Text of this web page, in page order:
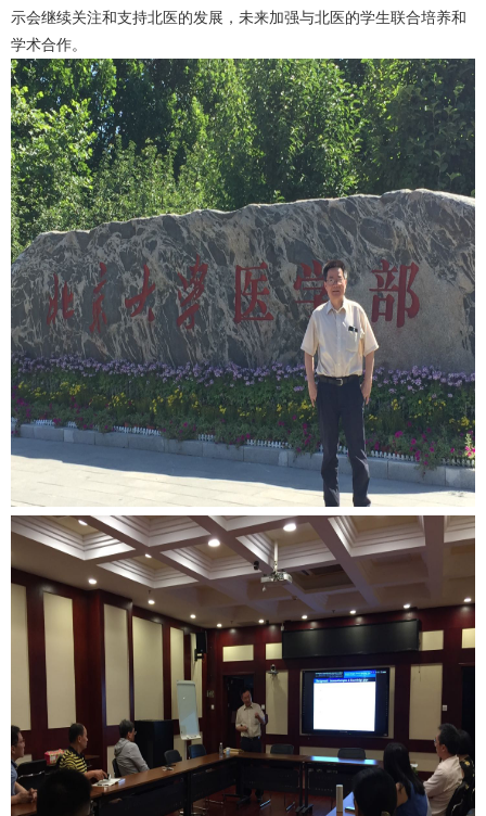
示会继续关注和支持北医的发展，未来加强与北医的学生联合培养和
学术合作。